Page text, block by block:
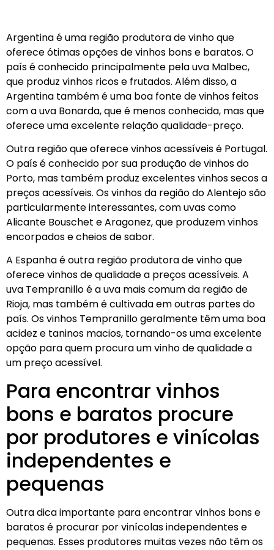
Argentina é uma região produtora de vinho que
oferece ótimas opções de vinhos bons e baratos. O
país é conhecido principalmente pela uva Malbec,
que produz vinhos ricos e frutados. Além disso, a
Argentina também é uma boa fonte de vinhos feitos
com a uva Bonarda, que é menos conhecida, mas que
oferece uma excelente relação qualidade-preço.
Outra região que oferece vinhos acessíveis é Portugal.
O país é conhecido por sua produção de vinhos do
Porto, mas também produz excelentes vinhos secos a
preços acessíveis. Os vinhos da região do Alentejo são
particularmente interessantes, com uvas como
Alicante Bouschet e Aragonez, que produzem vinhos
encorpados e cheios de sabor.
A Espanha é outra região produtora de vinho que
oferece vinhos de qualidade a preços acessíveis. A
uva Tempranillo é a uva mais comum da região de
Rioja, mas também é cultivada em outras partes do
país. Os vinhos Tempranillo geralmente têm uma boa
acidez e taninos macios, tornando-os uma excelente
opção para quem procura um vinho de qualidade a
um preço acessível.
Para encontrar vinhos
bons e baratos procure
por produtores e vinícolas
independentes e
pequenas
Outra dica importante para encontrar vinhos bons e
baratos é procurar por vinícolas independentes e
pequenas. Esses produtores muitas vezes não têm os